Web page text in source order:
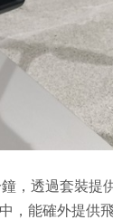
，透過套裝提
，能確外提供